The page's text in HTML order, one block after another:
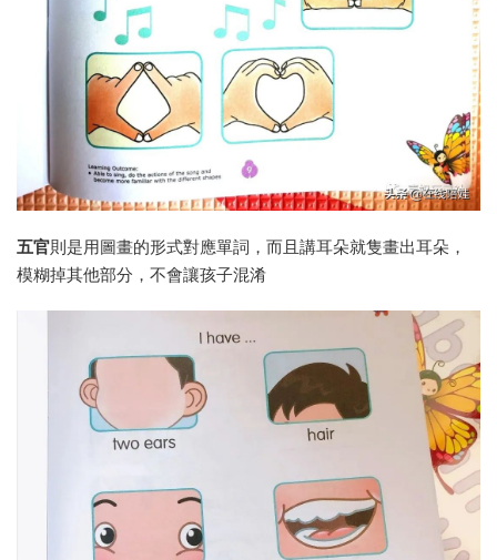
五官則是用圖畫的形式對應單詞，而且講耳朵就隻畫出耳朵，
模糊掉其他部分，不會讓孩子混淆